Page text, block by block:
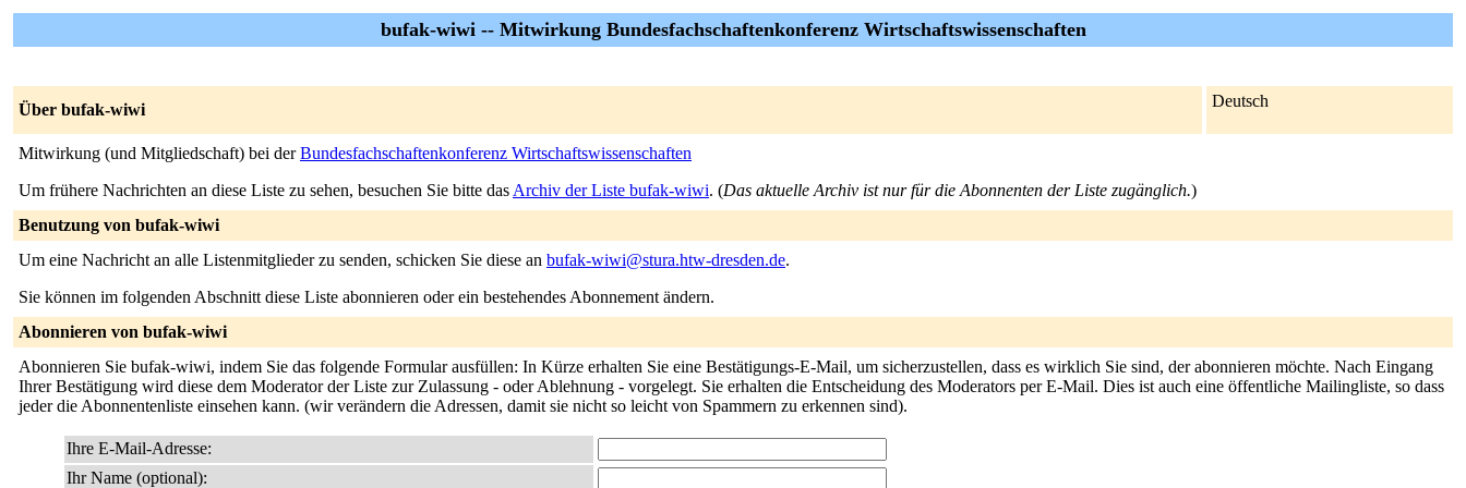
bufak-wiwi -- Mitwirkung Bundesfachschaftenkonferenz Wirtschaftswissenschaften
Über bufak-wiwi Deutsch
Mitwirkung (und Mitgliedschaft) bei derBundesfachschaftenkonferenz Wirtschaftswissenschaften
Um frühere Nachrichten an diese Liste zu sehen, besuchen Sie bitte das Archiv der Liste bufak-wiwi. (Das aktuelle Archiv ist nur für die Abonnenten der Liste zugänglich.)
Benutzung von bufak-wiwi
Um eine Nachricht an alle Listenmitglieder zu senden, schicken Sie diese an bufak-wiwi@stura.htw-dresden.de.
Sie können im folgenden Abschnitt diese Liste abonnieren oder ein bestehendes Abonnement ändern.
Abonnieren von bufak-wiwi
Abonnieren Sie bufak-wiwi, indem Sie das folgende Formular ausfüllen: In Kürze erhalten Sie eine Bestätigungs-E-Mail, um sicherzustellen, dass es wirklich Sie sind, der abonnieren möchte. Nach Eingang
Ihrer Bestätigung wird diese dem Moderator der Liste zur Zulassung - oder Ablehnung - vorgelegt. Sie erhalten die Entscheidung des Moderators per E-Mail. Dies ist auch eine öffentliche Mailingliste, so dass
jeder die Abonnentenliste einsehen kann. (wir verändern die Adressen, damit sie nicht so leicht von Spammern zu erkennen sind).
Ihre E-Mail-Adresse:
Ihr Name (optional):